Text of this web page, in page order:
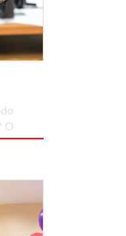
O
curso.